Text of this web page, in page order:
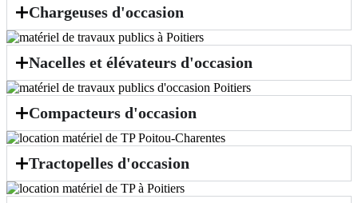
Chargeuses d'occasion
Nacelles et élévateurs d'occasion
Compacteurs d'occasion
Tractopelles d'occasion